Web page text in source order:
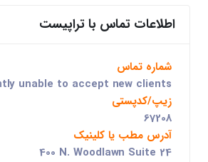
اطلاعات تماس با تراپیست
شماره تماس
unable to accept new clients
زیپ/کدپستی
67208
آدرس مطب یا کلینیک
400 N. Woodlawn Suite 24